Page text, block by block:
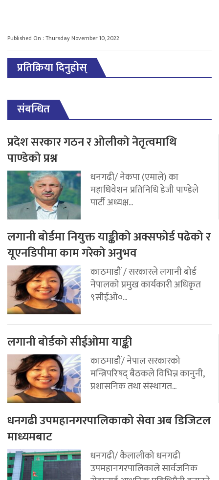
Published On : Thursday November 10, 2022
प्रतिक्रिया दिनुहोस्
संबन्धित
प्रदेश सरकार गठन र ओलीको नेतृत्वमाथि
पाण्डेको प्रश्न
धनगढी/ नेकपा (एमाले) का
महाधिवेशन प्रतिनिधि डेजी पाण्डेले
पार्टी अध्यक्ष...
लगानी बोर्डमा नियुक्त याङ्कीको अक्सफोर्ड पढेको र
यूएनडिपीमा काम गरेको अनुभव
काठमाडौं / सरकारले लगानी बोर्ड
नेपालको प्रमुख कार्यकारी अधिकृत
९सीईओ०...
लगानी बोर्डको सीईओमा याङ्की
काठमाडौं/ नेपाल सरकारको
मन्त्रिपरिषद् बैठकले विभिन्न कानुनी,
प्रशासनिक तथा संस्थागत...
धनगढी उपमहानगरपालिकाको सेवा अब डिजिटल
माध्यमबाट
धनगढी/ कैलालीको धनगढी
उपमहानगरपालिकाले सार्वजनिक